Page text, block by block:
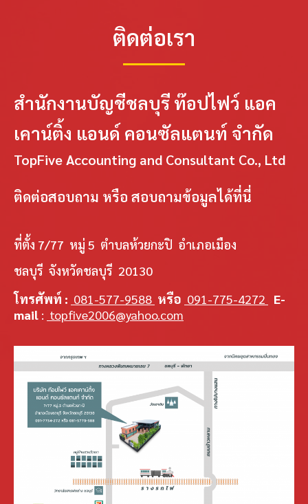
ติดต่อเรา
สำนักงานบัญชีชลบุรี ท๊อปไฟว์ แอค
เคาน์ติ้ง แอนด์ คอนซัลแตนท์ จำกัด
TopFive Accounting and Consultant Co., Ltd
ติดต่อสอบถาม หรือ สอบถามข้อมูลได้ที่นี่
ที่ตั้ง 7/77 หมู่ 5 ตำบลห้วยกะปิ อำเภอเมือง
ชลบุรี จังหวัดชลบุรี 20130
โทรศัพท์ : 081-577-9588 หรือ 091-775-4272
E-
mail : topfive2006@yahoo.com